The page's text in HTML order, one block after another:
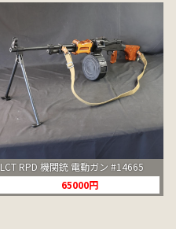
LCT RPD 機関銃 電動ガン #14665
65000円